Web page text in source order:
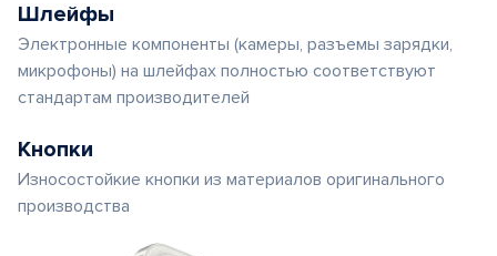
Шлейфы
Электронные компоненты (камеры, разъемы зарядки,
микрофоны) на шлейфах полностью соответствуют
стандартам производителей
Кнопки
Износостойкие кнопки из материалов оригинального
производства